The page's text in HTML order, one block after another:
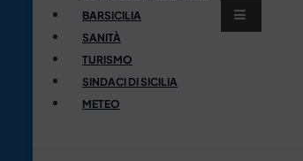
BARSICILIA
SANITÀ
TURISMO
SINDACI DI SICILIA
METEO